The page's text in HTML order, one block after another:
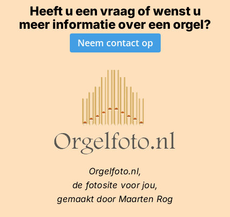
Heeft u een vraag of wenst u
meer informatie over een orgel?
Neem contact op
Orgelfoto.nl,
de fotosite voor jou,
gemaakt door Maarten Rog